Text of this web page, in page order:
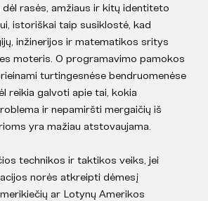
rasės, amžiaus ir kitų identiteto
istoriškai taip susiklostė, kad
inžinerijos ir matematikos sritys
moteris. O programavimo pamokos
turtingesnėse bendruomenėse
reikia galvoti apie tai, kokia
ir nepamiršti mergaičių iš
yra mažiau atstovaujama.
technikos ir taktikos veiks, jei
norės atkreipti dėmesį
ar Lotynų Amerikos